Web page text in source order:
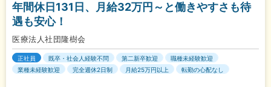
年間休日131日、月給32万円～と働きやすさも待
遇も安心！
医療法人社団隆樹会
正社員 既卒・社会人経験不問 第二新卒歓迎
職種未経験歓迎
業種未経験歓迎
完全週休2日制 月給25万円以上 転勤の心配なし